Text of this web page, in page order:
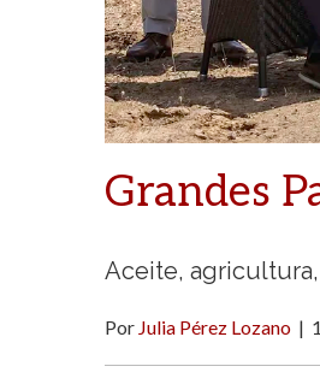
Grandes
Aceite,
Por Julia Pérez Lozano |